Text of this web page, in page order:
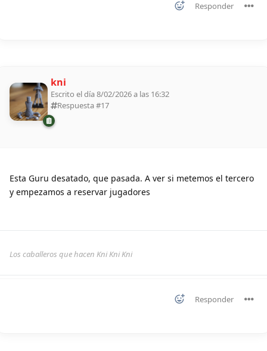
Responder
kni
Escrito el día 8/02/2026 a las 16:32
Respuesta #17
Esta Guru desatado, que pasada. A ver si metemos el tercero
y empezamos a reservar jugadores
Los caballeros que hacen Kni Kni Kni
Responder